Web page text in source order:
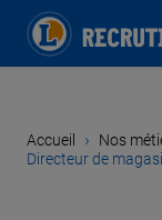
Accueil › Nos
Directeur de